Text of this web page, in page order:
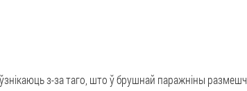
з-за таго, што ў брушнай паражніны